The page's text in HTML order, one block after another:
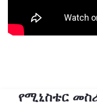
የሚኒስቴር